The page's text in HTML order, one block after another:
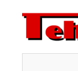
content